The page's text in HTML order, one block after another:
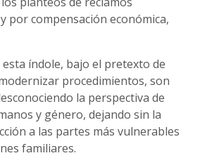
por compensación económica,
esta índole, bajo el pretexto de
procedimientos, son
la perspectiva de
y género, dejando sin la
a las partes más vulnerables
familiares.